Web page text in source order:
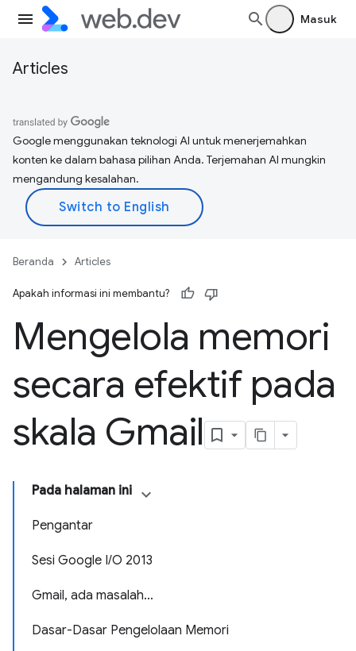
Masuk
Articles
Google menggunakan teknologi AI untuk menerjemahkan
konten ke dalam bahasa pilihan Anda. Terjemahan AI mungkin
mengandung kesalahan.
Beranda Articles
Apakah informasi ini membantu?
Mengelola memori
secara efektif pada
skala Gmail
Pada halaman ini
Pengantar
Sesi Google I/O 2013
Gmail, ada masalah…
Dasar-Dasar Pengelolaan Memori